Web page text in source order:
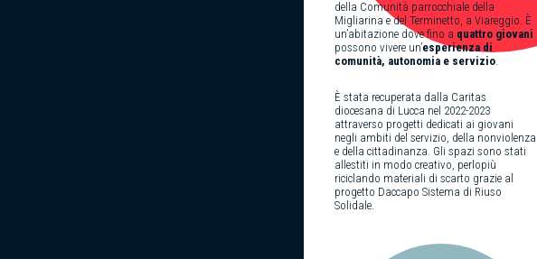
della Comunità parrocchiale della
Migliarina e del Terminetto, a Viareggio. È
un’abitazione dove fino a quattro giovani
possono vivere un’esperienza di
comunità, autonomia e servizio.
È stata recuperata dalla Caritas
diocesana di Lucca nel 2022-2023
attraverso progetti dedicati ai giovani
negli ambiti del servizio, della nonviolenza
e della cittadinanza. Gli spazi sono stati
allestiti in modo creativo, perlopiù
riciclando materiali di scarto grazie al
progetto Daccapo Sistema di Riuso
Solidale.